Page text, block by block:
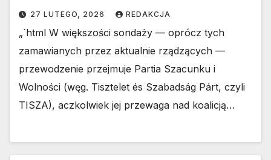
27 LUTEGO, 2026 REDAKCJA
„`html W większości sondaży — oprócz tych
zamawianych przez aktualnie rządzących —
przewodzenie przejmuje Partia Szacunku i
Wolności (węg. Tisztelet és Szabadság Párt, czyli
TISZA), aczkolwiek jej przewaga nad koalicją…